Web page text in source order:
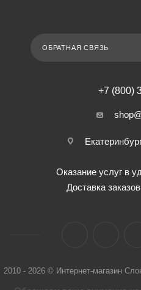
ОБРАТНАЯ СВЯЗЬ
+7 (800)
Оказание услуг в
Доставка
2010 - 2026 © Интернет-магазин